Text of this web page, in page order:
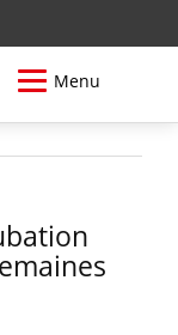
Menu